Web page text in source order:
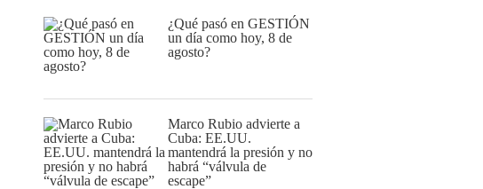
¿Qué pasó en GESTIÓN
un día como hoy, 8 de
agosto?
Marco Rubio advierte a
Cuba: EE.UU.
mantendrá la presión y no
habrá “válvula de
escape”